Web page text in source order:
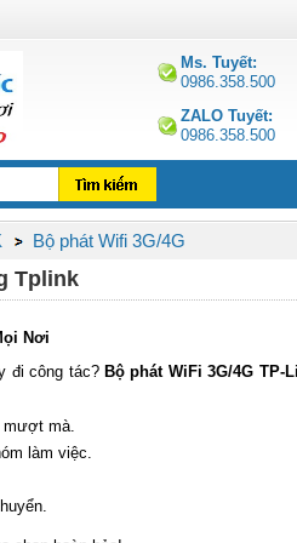
Ms. Tuyết:
0986.358.500
ZALO Tuyết:
0986.358.500
Bộ phát Wifi 3G/4G
Tplink
Nơi
đi công tác? Bộ phát WiFi 3G/4G TP-
mượt mà.
làm việc.